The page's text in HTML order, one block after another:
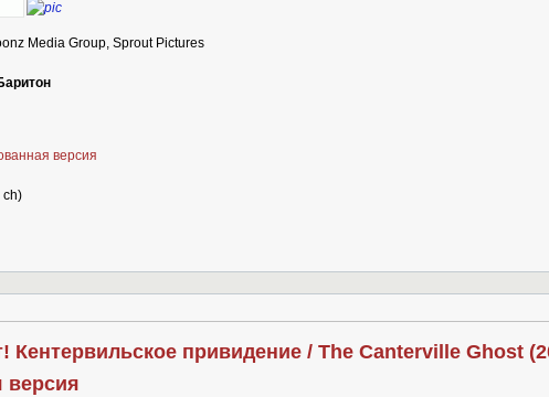
Media Group, Sprout Pictures
версия
ch)
Кентервильское привидение / The Canterville Ghost
версия